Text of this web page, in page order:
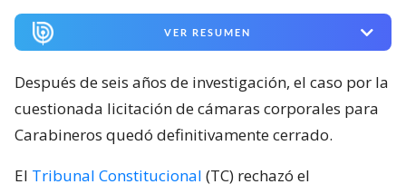
VER RESUMEN
Después de seis años de investigación, el caso por la
cuestionada licitación de cámaras corporales para
Carabineros quedó definitivamente cerrado.
El Tribunal Constitucional (TC) rechazó el